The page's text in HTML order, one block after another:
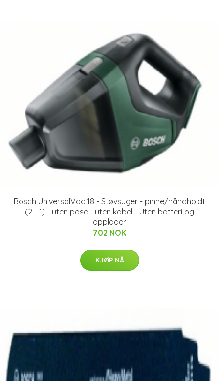
Bosch UniversalVac 18 - Støvsuger - pinne/håndholdt
(2-i-1) - uten pose - uten kabel - Uten batteri og
opplader
702 NOK
KJØP NÅ